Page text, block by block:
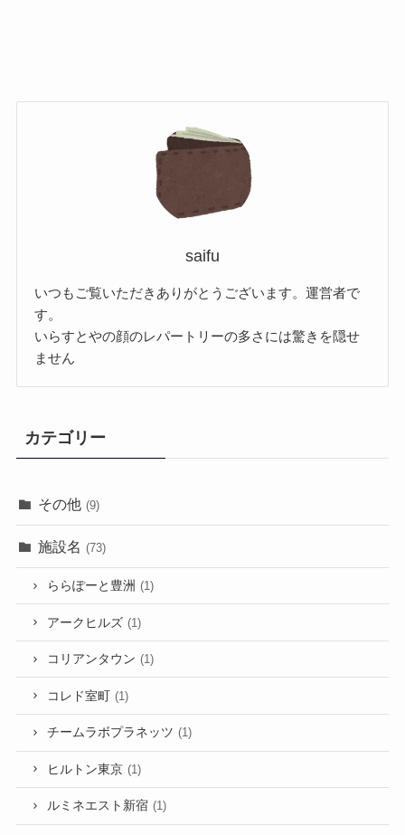
saifu
いつもご覧いただきありがとうございます。運営者で
す。
いらすとやの顔のレパートリーの多さには驚きを隠せ
ません
カテゴリー
その他 (9)
施設名 (73)
ららぽーと豊洲 (1)
アークヒルズ (1)
コリアンタウン (1)
コレド室町 (1)
チームラボプラネッツ (1)
ヒルトン東京 (1)
ルミネエスト新宿 (1)